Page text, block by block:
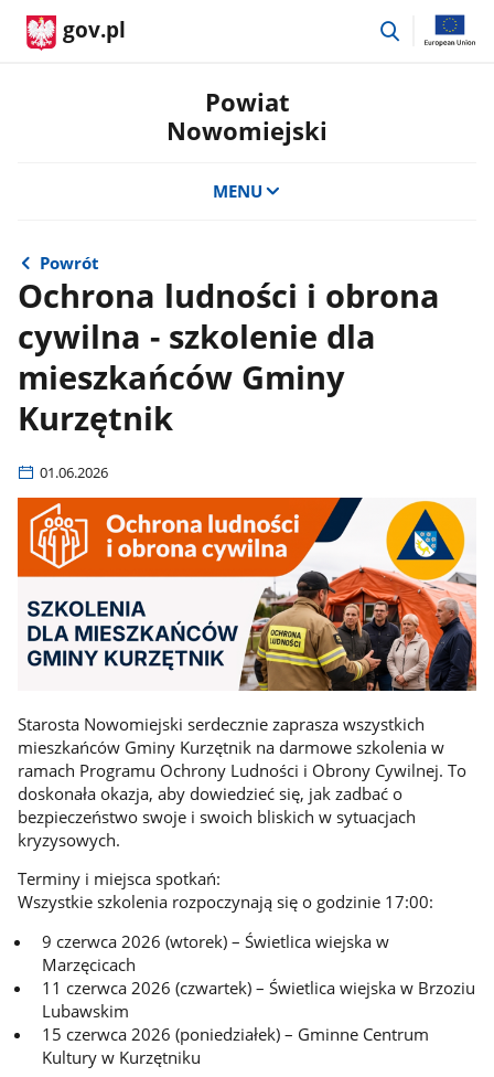
gov.pl
przejdź
Powiat
Nowomiejski
MENU
Powrót
Ochrona ludności i obrona
cywilna - szkolenie dla
mieszkańców Gminy
Kurzętnik
01.06.2026
Starosta Nowomiejski serdecznie zaprasza wszystkich
mieszkańców Gminy Kurzętnik na darmowe szkolenia w
ramach Programu Ochrony Ludności i Obrony Cywilnej. To
doskonała okazja, aby dowiedzieć się, jak zadbać o
bezpieczeństwo swoje i swoich bliskich w sytuacjach
kryzysowych.
Terminy i miejsca spotkań:
Wszystkie szkolenia rozpoczynają się o godzinie 17:00:
9 czerwca 2026 (wtorek) – Świetlica wiejska w
Marzęcicach
11 czerwca 2026 (czwartek) – Świetlica wiejska w Brzoziu
Lubawskim
15 czerwca 2026 (poniedziałek) – Gminne Centrum
Kultury w Kurzętniku